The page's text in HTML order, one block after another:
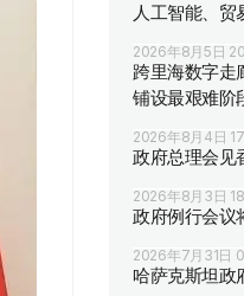
人工智能、贸
2026年8月5日
跨里海数字走
铺设最艰难阶
2026年8月4日
政府总理会见
2026年8月3日
政府例行会议
2026年7月31日
哈萨克斯坦政